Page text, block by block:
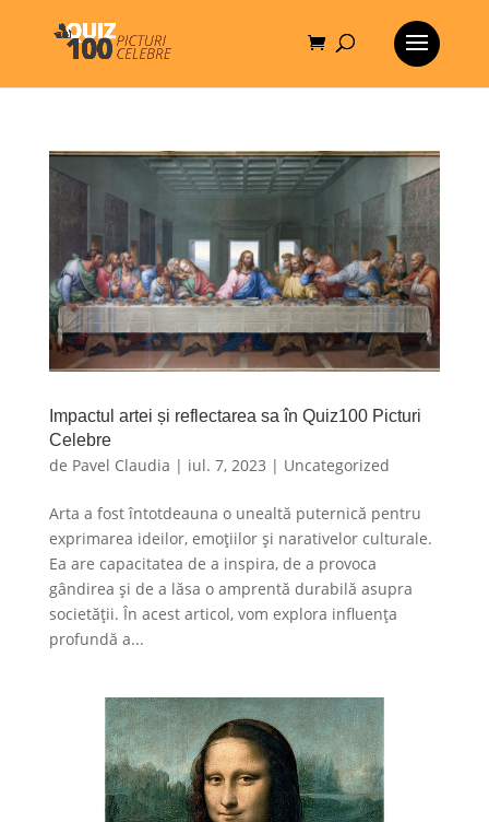
Impactul artei și reflectarea sa în Quiz100 Picturi
Celebre
de Pavel Claudia | iul. 7, 2023 | Uncategorized
Arta a fost întotdeauna o unealtă puternică pentru
exprimarea ideilor, emoțiilor și narativelor culturale.
Ea are capacitatea de a inspira, de a provoca
gândirea și de a lăsa o amprentă durabilă asupra
societății. În acest articol, vom explora influența
profundă a...